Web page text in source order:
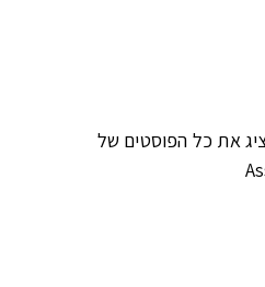
את כל הפוסטים של